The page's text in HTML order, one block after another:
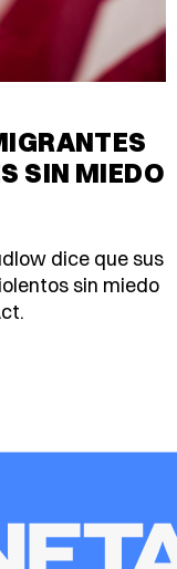
SIN MIEDO
dice que sus
sin miedo